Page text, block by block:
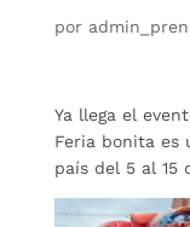
por
Ya llega el
Feria bonita es
país del 5 al 15